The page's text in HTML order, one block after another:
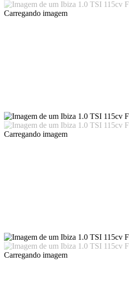
Carregando imagem
Carregando imagem
Carregando imagem